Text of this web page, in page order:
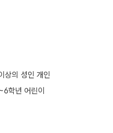
상의 성인 개인
학년 어린이